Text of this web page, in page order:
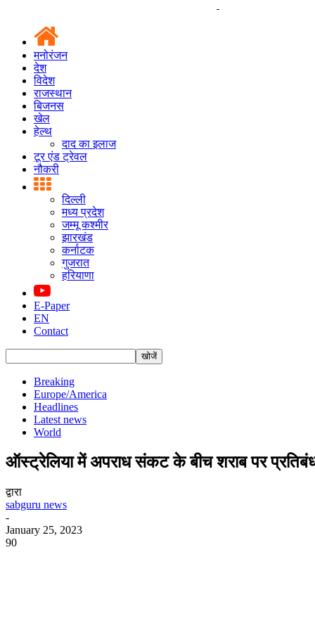
मनोरंजन
देश
विदेश
राजस्थान
बिजनस
खेल
हेल्थ
दाद का इलाज
टूर एंड ट्रेवल
नौकरी
दिल्ली
मध्य प्रदेश
जम्मू कश्मीर
झारखंड
कर्नाटक
गुजरात
हरियाणा
E-Paper
EN
Contact
Breaking
Europe/America
Headlines
Latest news
World
ऑस्ट्रेलिया में अपराध संकट के बीच शराब पर
द्वारा
sabguru news
-
January 25, 2023
90